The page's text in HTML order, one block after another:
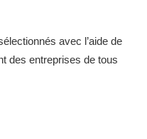
avec l’aide de
des entreprises de tous